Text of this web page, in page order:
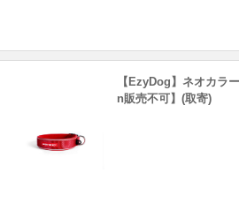
【EzyDog】ネオカラ
n販売不可】(取寄)